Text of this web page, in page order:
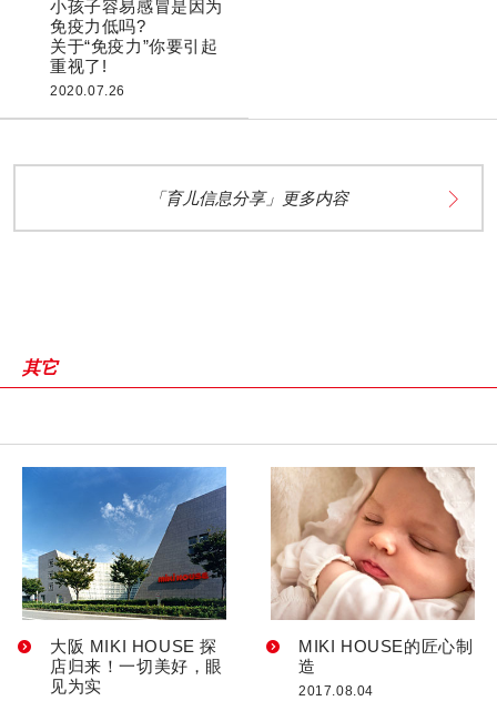
小孩子容易感冒是因为
免疫力低吗?
关于“免疫力”你要引起
重视了!
2020.07.26
「育儿信息分享」更多内容
其它
大阪 MIKI HOUSE 探
店归来！一切美好，眼
见为实
MIKI HOUSE的匠心制
造
2017.08.04